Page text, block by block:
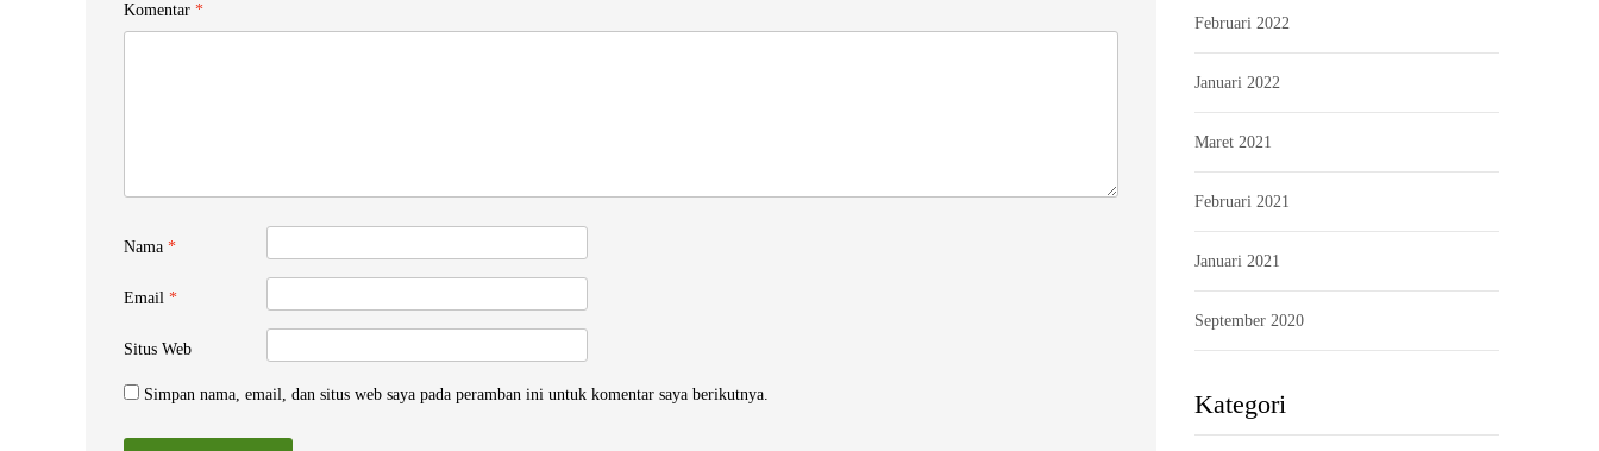
Komentar *
Nama *
Email *
Situs Web
Simpan nama, email, dan situs web saya pada peramban ini untuk komentar saya berikutnya.
Februari 2022
Januari 2022
Maret 2021
Februari 2021
Januari 2021
September 2020
Kategori